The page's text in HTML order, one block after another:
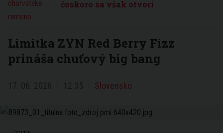
čoskoro sa však otvorí
Limitka ZYN Red Berry Fizz
prináša chuťový big bang
Slovensko